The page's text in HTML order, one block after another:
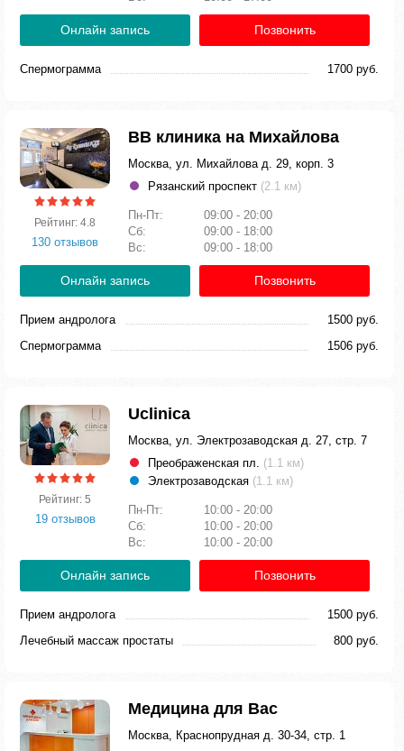
Онлайн запись Позвонить
Спермограмма 1700 руб.
Рейтинг: 4.8
130 отзывов
ВВ клиника на Михайлова
Москва, ул. Михайлова д. 29, корп. 3
Рязанский проспект (2.1 км)
Пн-Пт:
09:00 - 20:00
Сб:
09:00 - 18:00
Вс:
09:00 - 18:00
Онлайн запись Позвонить
Прием андролога
1500 руб.
Спермограмма
1506 руб.
Рейтинг: 5
19 отзывов
Uclinica
Москва, ул. Электрозаводская д. 27, стр. 7
Преображенская пл. (1.1 км)
Электрозаводская (1.1 км)
Пн-Пт:
10:00 - 20:00
Сб:
10:00 - 20:00
Вс:
10:00 - 20:00
Онлайн запись Позвонить
Прием андролога
1500 руб.
Лечебный массаж простаты
800 руб.
Медицина для Вас
Москва, Краснопрудная д. 30-34, стр. 1